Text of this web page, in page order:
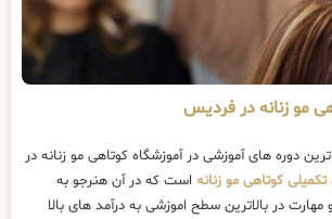
مو زنانه در فردیس
دوره های آموزشی در آموزشگاه کوتاهی مو زنانه در
کوتاهی مو زنانه است که در آن هنرجو به
در بالاترین سطح اموزشی به درآمد های بالا